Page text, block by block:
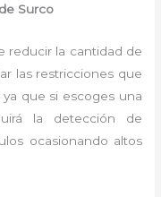
Surco
reducir la cantidad de
las restricciones que
que si escoges una
la detección de
ocasionando altos